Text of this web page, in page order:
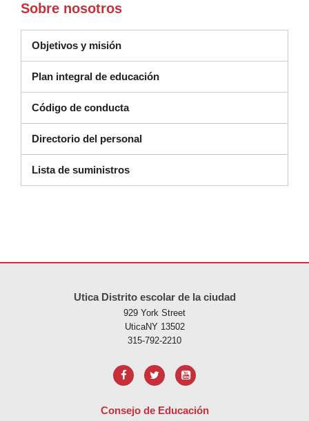
Sobre nosotros
Objetivos y misión
Plan integral de educación
Código de conducta(se abre en una nueva ventana)
Directorio del personal
Lista de suministros(se abre en una nueva ventana)
Utica Distrito escolar de la ciudad
929 York Street
UticaNY 13502
315-792-2210
Consejo de Educación